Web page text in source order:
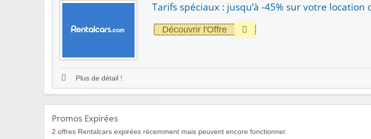
Tarifs spéciaux : jusqu’à -45% sur votre location
Découvrir l'Offre
Plus de détail !
Promos Expirées
2 offres Rentalcars expirées récemment mais peuvent encore fonctionner.